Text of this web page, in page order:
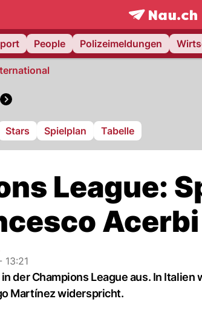
frontpage.
People Polizeimeldungen
Stars Spielplan Tabelle
League:
13:21
der Champions League aus. In
Martínez widerspricht.